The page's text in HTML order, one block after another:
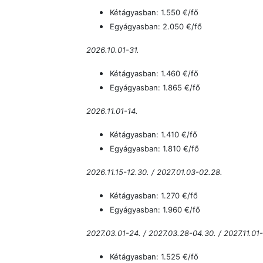
Kétágyasban: 1.550 €/fő
Egyágyasban: 2.050 €/fő
2026.10.01-31.
Kétágyasban: 1.460 €/fő
Egyágyasban: 1.865 €/fő
2026.11.01-14.
Kétágyasban: 1.410 €/fő
Egyágyasban: 1.810 €/fő
2026.11.15-12.30. / 2027.01.03-02.28.
Kétágyasban: 1.270 €/fő
Egyágyasban: 1.960 €/fő
2027.03.01-24. / 2027.03.28-04.30. /
Kétágyasban: 1.525 €/fő